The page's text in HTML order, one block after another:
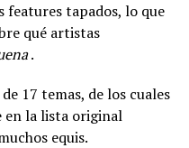
tapados, lo que
qué artistas
.
17 temas, de los cuales
en la lista original
equis.